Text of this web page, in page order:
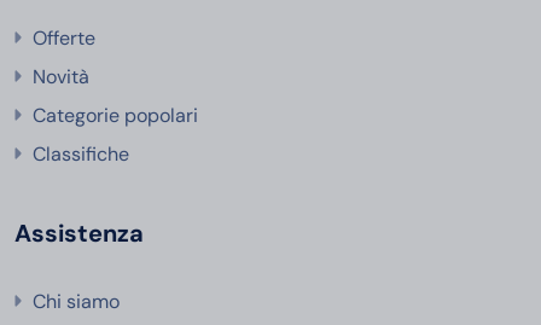
Offerte
Novità
Categorie popolari
Classifiche
Assistenza
Chi siamo